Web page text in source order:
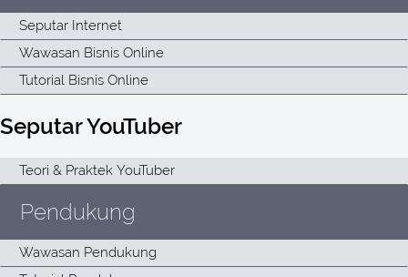
Seputar YouTuber
Pendukung